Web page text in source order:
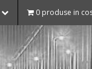
0 produse in